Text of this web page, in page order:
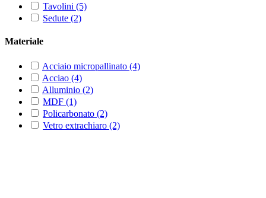
Tavolini (5)
Sedute (2)
Materiale
Acciaio micropallinato (4)
Acciao (4)
Alluminio (2)
MDF (1)
Policarbonato (2)
Vetro extrachiaro (2)